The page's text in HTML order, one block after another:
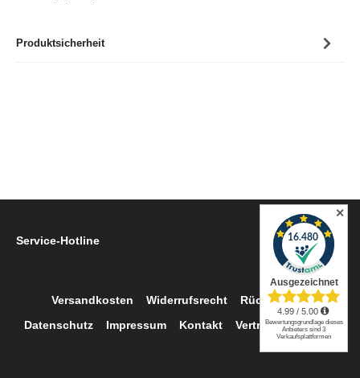
Produktsicherheit
Service-Hotline
Versandkosten Widerrufsrecht
Rückgabe
Datenschutz
Impressum Kontakt Vertrag widerrufen
✕